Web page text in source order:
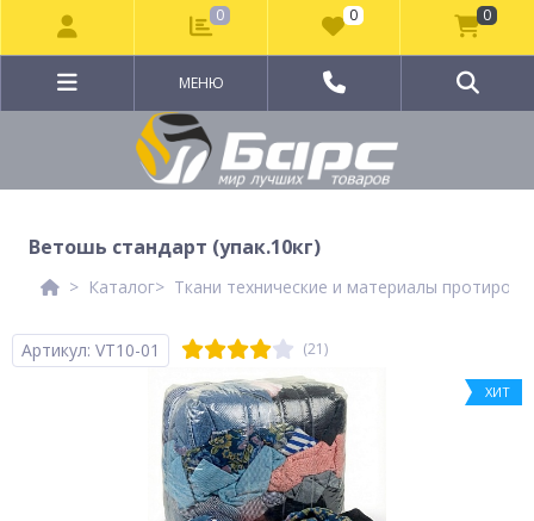
МЕНЮ
Ветошь стандарт (упак.10кг)
Каталог Ткани технические и материалы
Артикул: VT10-01 (21)
ХИТ
0 0 0